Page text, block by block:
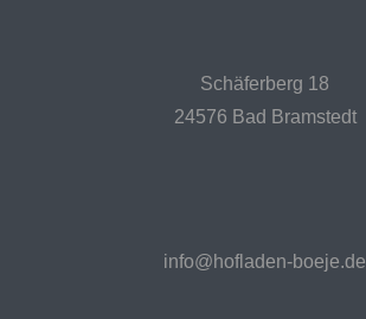
Schäferberg 18
24576 Bad Bramstedt
info@hofladen-boeje.de